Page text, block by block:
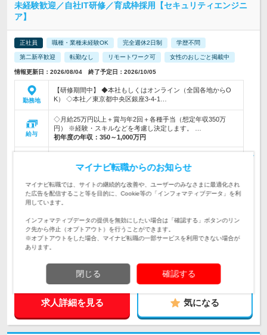
未経験歓迎／自社IT研修／育成枠採用【セキュリティエンジニ
ア】
正社員 職種・業種未経験OK 完全週休2日制 学歴不問
第二新卒歓迎 転勤なし リモートワーク可 女性のおしごと掲載中
情報更新日：2026/08/04 終了予定日：2026/10/05
勤務地
【研修期間中】 ◆本社もしくはオンライン（全国各地からO
K） ◇本社／東京都中央区銀座3-4-1…
給与
◇月給25万円以上＋賞与年2回＋各種手当（想定年収350万
円） ※経験・スキルなどを考慮し決定します。 …
初年度の年収： 350～1,000万円
で基本スキルから学べる！◆セキュリティに関する様々なITプ
ロジェクトで活躍します！
対象と
＜自社内IT研修から始めるので未経験大歓迎！＞◆IT時代に活
躍できる人材を目指せます！◆同期と一緒に成長して誰からも
企業データ
設立：2023年2月／本社所在地：東京都
求人詳細を見る 気になる
マイナビ転職からのお知らせ
マイナビ転職では、サイトの継続的な改善や、ユーザーのみなさまに最適化され
た広告を配信すること等を目的に、Cookie等の「インフォマティブデータ」を利
用しています。
インフォマティブデータの提供を無効にしたい場合は「確認する」ボタンのリン
ク先から停止（オプトアウト）を行うことができます。
※オプトアウトをした場合、マイナビ転職の一部サービスを利用できない場合が
あります。
閉じる 確認する